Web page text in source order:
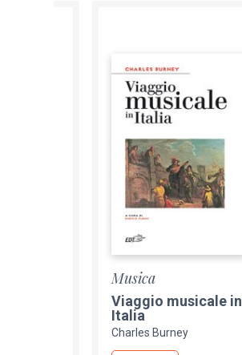
Musica
Viaggio musicale in
Italia
Charles Burney